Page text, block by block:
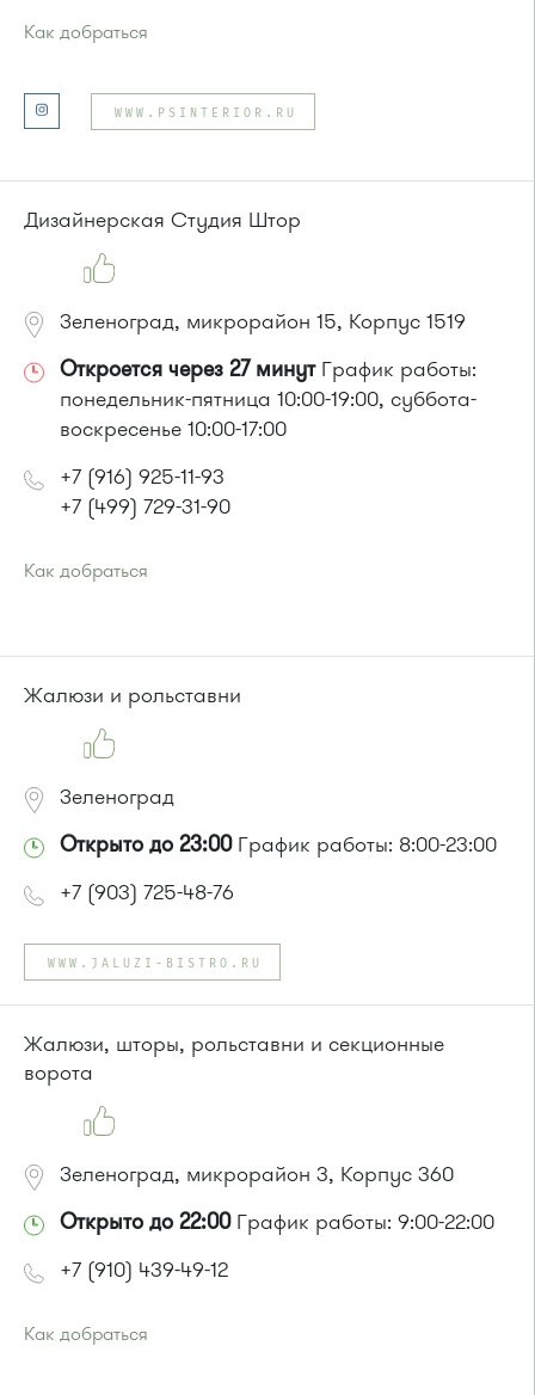
Как добраться
Автобусы № 5, 15, 32.
Маршрутка № 460м, 720м
Автобусы № 15, 32.
WWW.PSINTERIOR.RU
Дизайнерская Студия Штор
Зеленоград, микрорайон 15, Корпус 1519
Откроется через 27 минутГрафик работы:
понедельник-пятница 10:00-19:00, суббота-
воскресенье 10:00-17:00
+7 (916) 925-11-93
+7 (499) 729-31-90
Как добраться
Маршрутка № 419м, 460м, 476м, 707м
или до остановки "Дежурная аптека"
Автобус № 5, 17, 18, 20, 22.
Маршрутка № 164, 417м, 460м, 479м, 707м
Жалюзи и рольставни
Зеленоград
Открыто до 23:00График работы: 8:00-23:00
+7 (903) 725-48-76
WWW.JALUZI-BISTRO.RU
Жалюзи, шторы, рольставни и секционные
ворота
Зеленоград, микрорайон 3, Корпус 360
Открыто до 22:00График работы: 9:00-22:00
+7 (910) 439-49-12
Как добраться